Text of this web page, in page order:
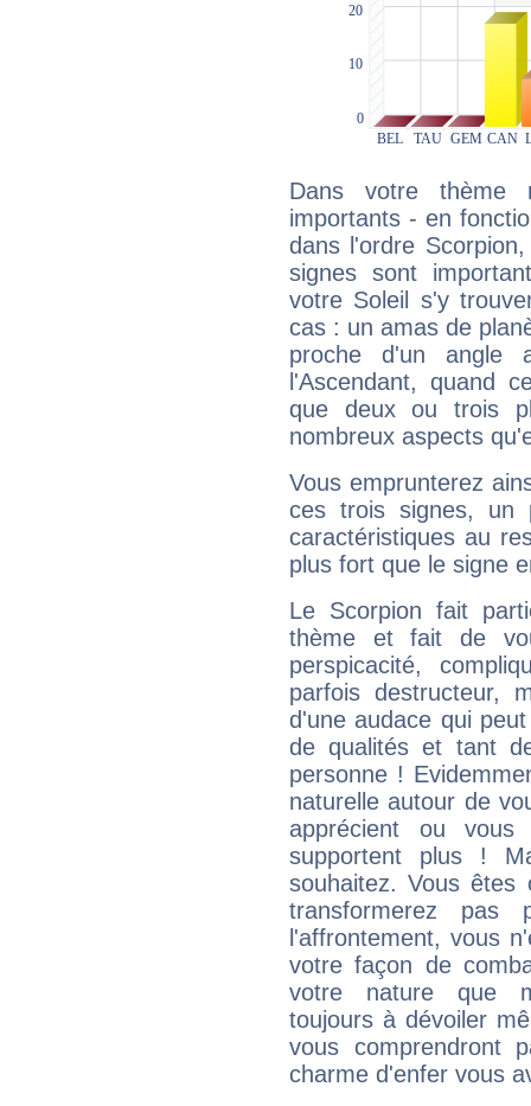
Dans votre thème
importants - en
dans l'ordre
signes sont
votre Soleil s'y
cas : un amas de
proche d'un
l'Ascendant, quand
que deux ou trois
nombreux aspects
Vous emprunterez
ces trois signes, un
caractéristiques au
plus fort que le signe
Le Scorpion fait
thème et fait de
perspicacité,
parfois destructeur,
d'une audace qui
de qualités et tant
personne !
naturelle autour de
apprécient ou
supportent plus !
souhaitez. Vous
transformerez
l'affrontement, vous
votre façon de
votre nature que
toujours à dévoiler
vous comprendront
charme d'enfer vous